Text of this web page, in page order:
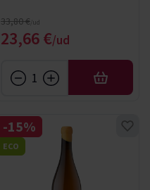
Precio especial
23,66 €
Precio normal
33,80 €
AÑADIR
-15%
ECO